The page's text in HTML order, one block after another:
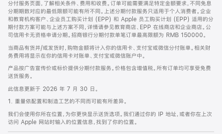
分付服务页面，了解相关条件、费用和收费。订单可能需要满足特定金额要求，不同免息
分期期数对应的最低限额可能有所不同。上述分期付款服务只适用于个人消费者。企业
和教育机构客户、企业员工购买计划 (EPP) 和 Apple 员工购买计划 (EPP) 适用的分
期付款方案可能与上述方案不同，详情请参见教育商店、EPP 在线商店和企业商店。公
司信用卡无资格申请分期。招商银行分期付款单笔订单最高限额为 RMB 150000。
当商品有货并/或发货时，购物金额将计入你的信用卡、支付宝或微信分付账单。相关财
务费用将显示在你的信用卡对账单、支付宝或微信账户中。
产品按广告宣传价或标价提供分期付款服务。价格包含增值税。所有订单均可享受免费
送货服务。
此信息更新于 2026 年 7 月 30 日。
1. 重量依配置和制造工艺的不同而可能有所差异。
我们会使用你所在位置，为你更快显示送货选项。我们通过你的 IP 地址，或者你在上次
访问 Apple 网站时输入的位置信息，找到了你的位置。